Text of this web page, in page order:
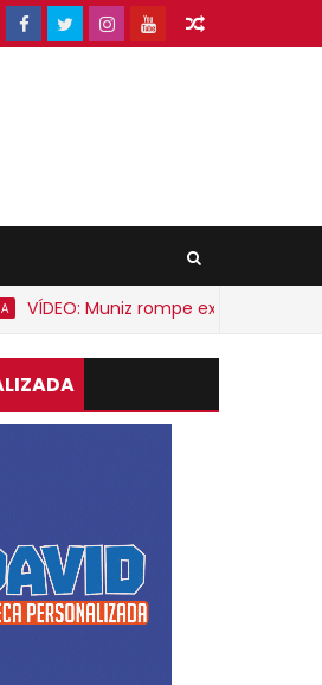
Muniz rompe expectativa e